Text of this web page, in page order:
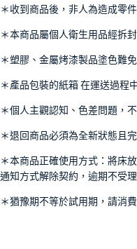
＊收到商品後，非人為造成零
＊本商品屬個人衛生用品經拆
＊塑膠、金屬烤漆製品塗色難
＊產品包裝的紙箱 在運送過程
＊個人主觀認知、色差問題，
＊退回商品必須為全新狀態且
＊本商品正確使用方式：將床
通知方式解除契約，逾期不受理
＊猶豫期不等於試用期，請消